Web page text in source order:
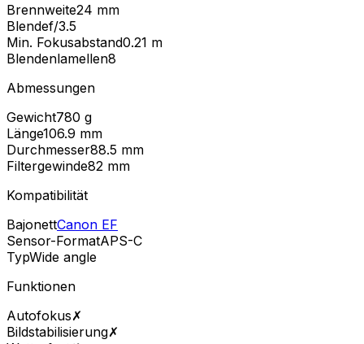
Brennweite24 mm
Blendef/3.5
Min. Fokusabstand0.21 m
Blendenlamellen8
Abmessungen
Gewicht780 g
Länge106.9 mm
Durchmesser88.5 mm
Filtergewinde82 mm
Kompatibilität
BajonettCanon EF
Sensor-FormatAPS-C
TypWide angle
Funktionen
Autofokus✗
Bildstabilisierung✗